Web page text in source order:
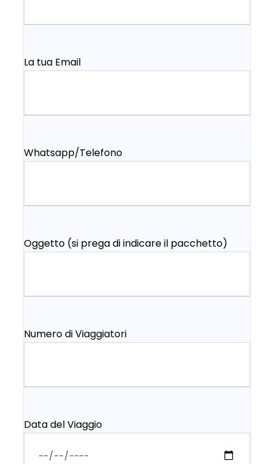
La tua Email
Whatsapp/Telefono
Oggetto (si prega di indicare il pacchetto)
Numero di Viaggiatori
Data del Viaggio